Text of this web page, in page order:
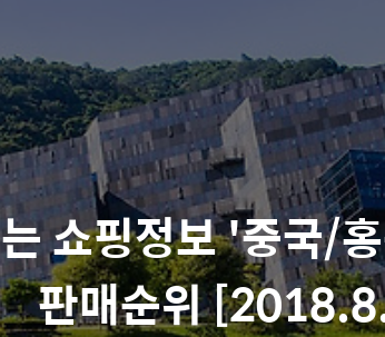
쇼핑정보 '중국/
판매순위